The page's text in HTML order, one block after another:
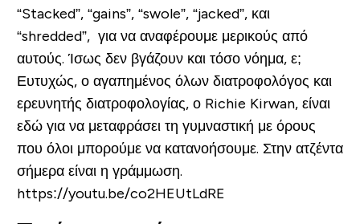
“Stacked”, “gains”, “swole”, “jacked”, και
“shredded”, για να αναφέρουμε μερικούς από
αυτούς. Ίσως δεν βγάζουν και τόσο νόημα, ε;
Ευτυχώς, ο αγαπημένος όλων διατροφολόγος και
ερευνητής διατροφολογίας, ο Richie Kirwan, είναι
εδώ για να μεταφράσει τη γυμναστική με όρους
που όλοι μπορούμε να κατανοήσουμε. Στην ατζέντα
σήμερα είναι η γράμμωση.
https://youtu.be/co2HEUtLdRE